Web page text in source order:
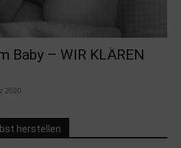
Baby – WIR KLÄREN
2020
herstellen